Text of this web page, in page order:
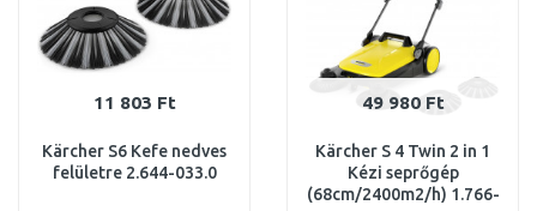
11 803 Ft
Kärcher S6 Kefe nedves
felületre 2.644-033.0
49 980 Ft
Kärcher S 4 Twin 2 in 1
Kézi seprőgép
(68cm/2400m2/h) 1.766-